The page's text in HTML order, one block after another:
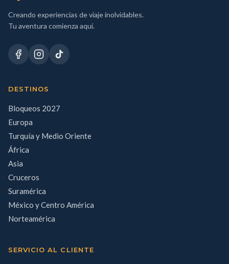
Creando experiencias de viaje inolvidables.
Tu aventura comienza aquí.
DESTINOS
Bloqueos 2027
Europa
Turquía y Medio Oriente
África
Asia
Cruceros
Suramérica
México y Centro América
Norteamérica
SERVICIO AL CLIENTE